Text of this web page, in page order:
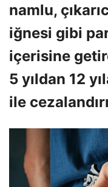
namlu,
iğnesi gibi
içerisine
5 yıldan 12
ile